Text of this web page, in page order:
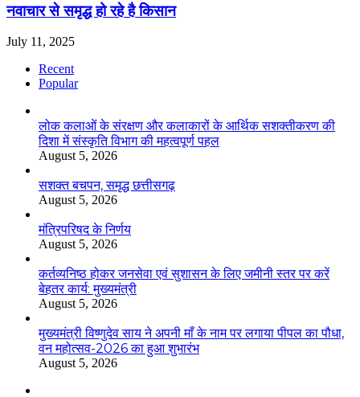
नवाचार से समृद्ध हो रहे है किसान
July 11, 2025
Recent
Popular
लोक कलाओं के संरक्षण और कलाकारों के आर्थिक सशक्तीकरण की
दिशा में संस्कृति विभाग की महत्वपूर्ण पहल
August 5, 2026
सशक्त बचपन, समृद्ध छत्तीसगढ़
August 5, 2026
मंत्रिपरिषद के निर्णय
August 5, 2026
कर्तव्यनिष्ठ होकर जनसेवा एवं सुशासन के लिए जमीनी स्तर पर करें
बेहतर कार्य: मुख्यमंत्री
August 5, 2026
मुख्यमंत्री विष्णुदेव साय ने अपनी माँ के नाम पर लगाया पीपल का पौधा,
वन महोत्सव-2026 का हुआ शुभारंभ
August 5, 2026